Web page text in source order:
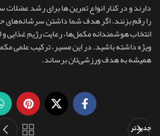
دارند و در کنار انواع تمرین ها برای رشد عضلات
را رقم بزنند. اگر هدف شما داشتن سرشانه‌های
انتخاب هوشمندانه مکمل‌ها، رعایت رژیم غذایی
ویژه داشته باشید. در این مسیر، ترکیب علمی
همیشه به هدف ورزشی‌تان برساند.
جدیدتر